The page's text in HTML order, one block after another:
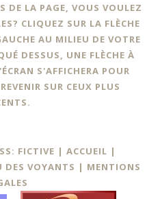
DE LA PAGE, VOUS VOULEZ
CLIQUEZ SUR LA FLÈCHE
AU MILIEU DE VOTRE
DESSUS, UNE FLÈCHE À
S'AFFICHERA POUR
SUR CEUX PLUS
FICTIVE | ACCUEIL |
DES VOYANTS | MENTIONS